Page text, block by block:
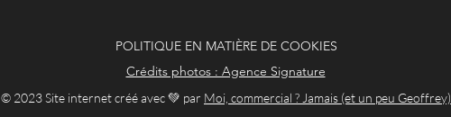
POLITIQUE EN MATIÈRE DE COOKIES
Crédits photos : Agence Signature
© 2023 Site internet créé avec 💚 par Moi, commercial ? Jamais (et un peu Geoffrey)